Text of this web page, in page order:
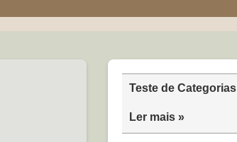
Teste de Categorias
Ler mais »